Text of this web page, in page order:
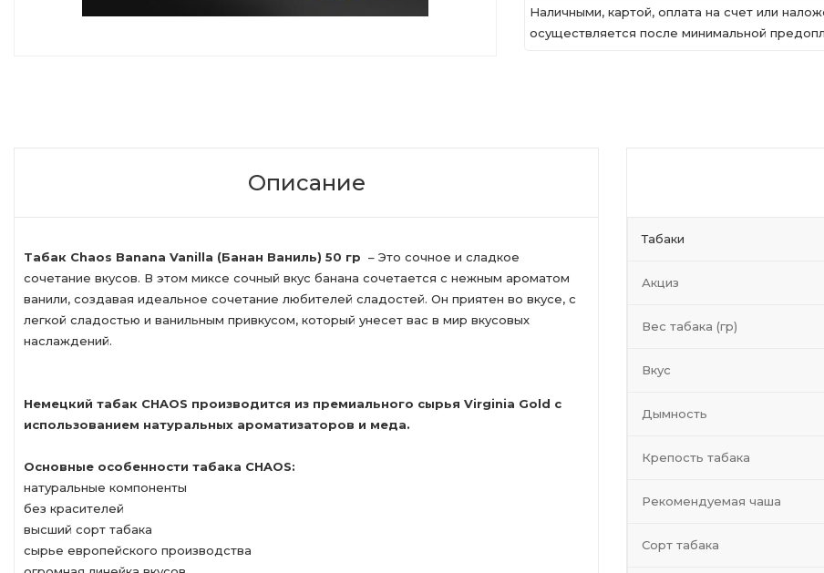
Наличными, картой, оплата на счет или
осуществляется после минимальной
Описание
Табак Chaos Banana Vanilla (Банан Ваниль) 50 гр – Это сочное и сладкое
сочетание вкусов. В этом миксе сочный вкус банана сочетается с нежным ароматом
ванили, создавая идеальное сочетание любителей сладостей. Он приятен во вкусе, с
легкой сладостью и ванильным привкусом, который унесет вас в мир вкусовых
наслаждений.
Немецкий табак СHAOS производится из премиального сырья Virginia Gold с
использованием натуральных ароматизаторов и меда.
Основные особенности табака СHAOS:
натуральные компоненты
без красителей
высший сорт табака
сырье европейского производства
Табаки
Акциз
Вес табака (гр)
Вкус
Дымность
Крепость табака
Рекомендуемая чаша
Сорт табака